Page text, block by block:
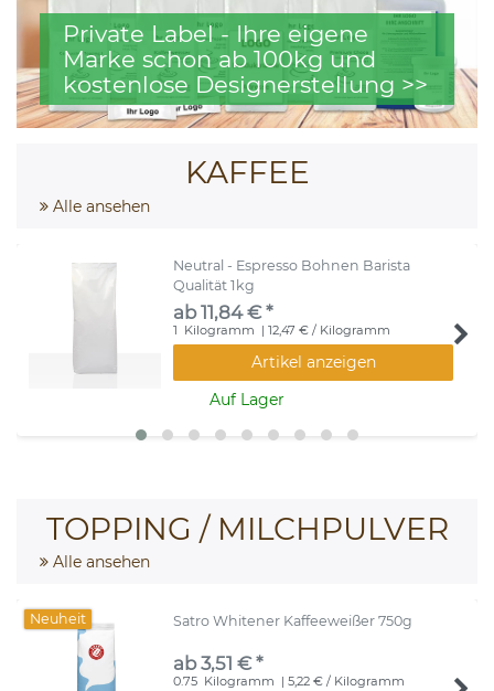
Private Label - Ihre eigene
Marke schon ab 100kg und
kostenlose Designerstellung >>
KAFFEE
Alle ansehen
Neutral - Espresso Bohnen Barista
Qualität 1kg
ab 11,84 € *
1 Kilogramm | 12,47 € / Kilogramm
Artikel anzeigen
Auf Lager
TOPPING / MILCHPULVER
Alle ansehen
Neuheit Satro Whitener Kaffeeweißer 750g
ab 3,51 € *
0.75 Kilogramm | 5,22 € / Kilogramm